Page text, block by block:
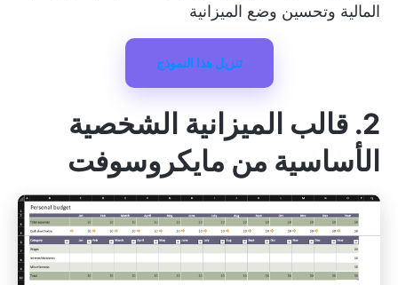
المالية وتحسين وضع الميزانية
تنزيل هذا النموذج
2. قالب الميزانية الشخصية
الأساسية من مايكروسوفت